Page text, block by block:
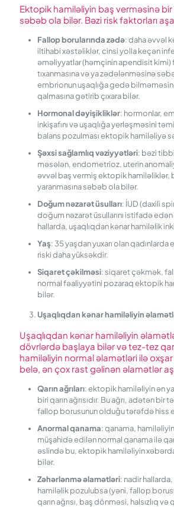
Ektopik hamiləliyin baş verməsinə
səbəb ola bilər. Bəzi risk faktorları
Fallopborularındazədə: daha əvvəl
iltihabi xəstəliklər, cinsi yolla keçən
əməliyyatlar (həmçinin apendisit kimi)
tıxanmasına və ya zədələnməsinə
embrionun uşaqlığa gedə
qalmasına gətirib çıxara bilər.
Hormonaldəyişikliklər: hormonlar,
inkişafını və uşaqlığa yerləşməsini
balans pozulması ektopik hamiləliyə
Şəxsisağlamlıqvəziyyətləri: bəzi
məsələn, endometrioz, uterin
əvvəl baş vermiş ektopik hamiləliklər,
yaranmasına səbəb ola bilər.
Doğumnəzarətüsulları: İUD (daxili
doğum nəzarət üsullarını istifadə
hallarda, uşaqlıqdan kənar hamiləlik
Yaş: 35 yaşdan yuxarı olan
riski daha yüksəkdir.
Siqaretçəkilməsi: siqaret çəkmək,
normal fəaliyyətini pozaraq ektopik
bilər.
Uşaqlıqdankənarhamiləliyinə
Uşaqlıqdan kənar hamiləliyin
dövrlərdə başlaya bilər və tez-tez
hamiləliyin normal əlamətləri ilə
belə, ən çox rast gəlinən əlamətlər
Qarınağrıları: ektopik hamiləliyin ən
biri qarın ağrısıdır. Bu ağrı, adətən bir
fallop borusunun olduğu tərəfdə hiss
Anormalqanama: qanama,
müşahidə edilən normal qanama ilə
əslində bu, ektopik hamiləliyin
bilər.
Zəhərlənməəlamətləri: nadir
hamiləlik pozulubsa (yəni, fallop
qarın ağrısı, baş dönməsi, halsızlıq